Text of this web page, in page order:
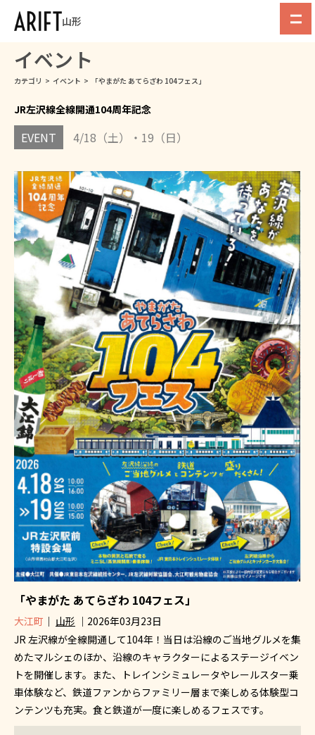
山形
イベント
カテゴリ > イベント > 「やまがた あてらざわ 104フェス」
JR左沢線全線開通104周年記念
EVENT 4/18（土）・19（日）
「やまがた あてらざわ 104フェス」
大江町 ｜ 山形 ｜2026年03月23日
JR 左沢線が全線開通して104年！当日は沿線のご当地グルメを集
めたマルシェのほか、沿線のキャラクターによるステージイベン
トを開催します。また、トレインシミュレータやレールスター乗
車体験など、鉄道ファンからファミリー層まで楽しめる体験型コ
ンテンツも充実。食と鉄道が一度に楽しめるフェスです。